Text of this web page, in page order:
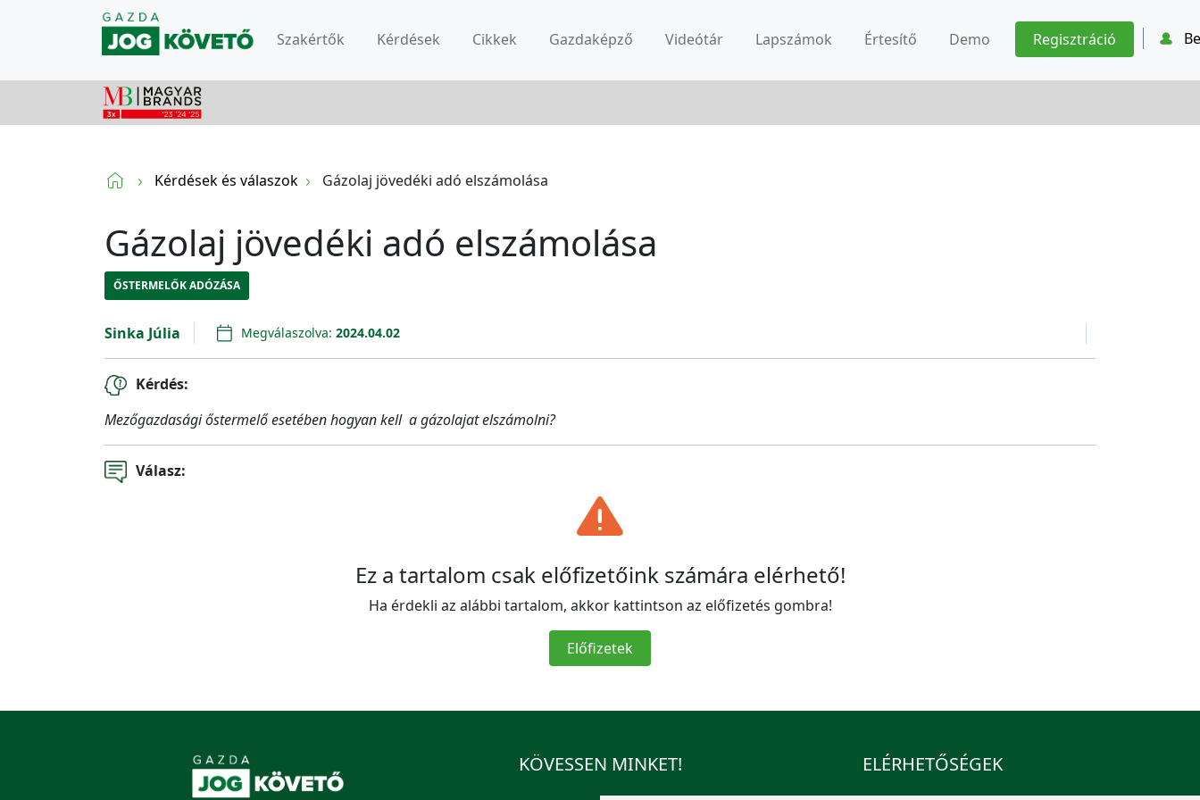
Szakértők Kérdések Cikkek Gazdaképző Videótár Lapszámok Értesítő Demo Regisztráció
Kérdések és válaszok Gázolaj jövedéki adó elszámolása
Gázolaj jövedéki adó elszámolása
ŐSTERMELŐK ADÓZÁSA
Sinka Júlia Megválaszolva: 2024.04.02
Kérdés:
Mezőgazdasági őstermelő esetében hogyan kell a gázolajat elszámolni?
Válasz:
Ez a tartalom csak előfizetőink számára elérhető!
Ha érdekli az alábbi tartalom, akkor kattintson az előfizetés gombra!
Előfizetek
KÖVESSEN MINKET! ELÉRHETŐSÉGEK